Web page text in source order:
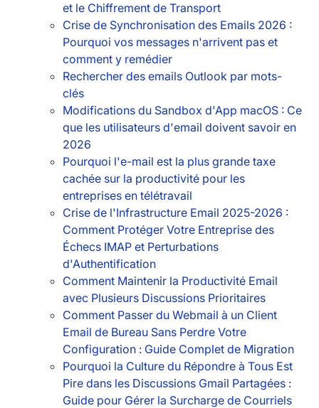
et le Chiffrement de Transport
Crise de Synchronisation des Emails 2026 :
Pourquoi vos messages n'arrivent pas et
comment y remédier
Rechercher des emails Outlook par mots-
clés
Modifications du Sandbox d'App macOS : Ce
que les utilisateurs d'email doivent savoir en
2026
Pourquoi l'e-mail est la plus grande taxe
cachée sur la productivité pour les
entreprises en télétravail
Crise de l'Infrastructure Email 2025-2026 :
Comment Protéger Votre Entreprise des
Échecs IMAP et Perturbations
d'Authentification
Comment Maintenir la Productivité Email
avec Plusieurs Discussions Prioritaires
Comment Passer du Webmail à un Client
Email de Bureau Sans Perdre Votre
Configuration : Guide Complet de Migration
Pourquoi la Culture du Répondre à Tous Est
Pire dans les Discussions Gmail Partagées :
Guide pour Gérer la Surcharge de Courriels